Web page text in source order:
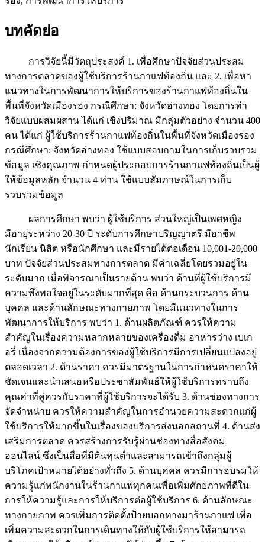
บทคัดย่อ
การวิจัยนี้มีวัตถุประสงค์ 1. เพื่อศึกษาปัจจัยส่วนประสม
ทางการตลาดของผู้ใช้บริการร้านกาแฟท้องถิ่น และ 2. เพื่อหา
แนวทางในการพัฒนาการให้บริการของร้านกาแฟท้องถิ่นใน
พื้นที่จังหวัดเมืองรอง กรณีศึกษา: จังหวัดอ่างทอง โดยการทำ
วิจัยแบบผสมผสาน ได้แก่ เชิงปริมาณ มีกลุ่มตัวอย่าง จำนวน 400
คน ได้แก่ ผู้ใช้บริการร้านกาแฟท้องถิ่นในพื้นที่จังหวัดเมืองรอง
กรณีศึกษา: จังหวัดอ่างทอง ใช้แบบสอบถามในการเก็บรวบรวม
ข้อมูล เชิงคุณภาพ กำหนดผู้ประกอบการร้านกาแฟท้องถิ่นเป็นผู้
ให้ข้อมูลหลัก จำนวน 4 ท่าน ใช้แบบสัมภาษณ์ในการเก็บ
รวบรวมข้อมูล
ผลการศึกษา พบว่า ผู้ใช้บริการ ส่วนใหญ่เป็นเพศหญิง
มีอายุระหว่าง 20-30 ปี ระดับการศึกษาปริญญาตรี มีอาชีพ
นักเรียน นิสิต หรือนักศึกษา และมีรายได้ต่อเดือน 10,001-20,000
บาท ปัจจัยส่วนประสมทางการตลาด มีค่าเฉลี่ยโดยรวมอยู่ใน
ระดับมาก เมื่อพิจารณาเป็นรายด้าน พบว่า ด้านที่ผู้ใช้บริการมี
ความพึงพอใจอยู่ในระดับมากที่สุด คือ ด้านกระบวนการ ด้าน
บุคคล และด้านลักษณะทางกายภาพ โดยมีแนวทางในการ
พัฒนาการให้บริการ พบว่า 1. ด้านผลิตภัณฑ์ ควรให้ความ
สำคัญในเรื่องความหลากหลายของเครื่องดื่ม อาหารว่าง เบเก
อรี่ เนื่องจากความต้องการของผู้ใช้บริการมีการเปลี่ยนแปลงอยู่
ตลอดเวลา 2. ด้านราคา ควรมีมาตรฐานในการกำหนดราคาให้
ชัดเจนและนำเสนอหรือประชาสัมพันธ์ให้ผู้ใช้บริการทราบถึง
คุณค่าที่คู่ควรกับราคาที่ผู้ใช้บริการจะได้รับ 3. ด้านช่องทางการ
จัดจำหน่าย ควรให้ความสำคัญในการอำนวยความสะดวกแก่ผู้
ใช้บริการให้มากขึ้นในเรื่องของบริการส่งนอกสถานที่ 4. ด้านส่ง
เสริมการตลาด ควรสร้างการรับรู้ผ่านช่องทางสื่อสังคม
ออนไลน์ ซึ่งเป็นสื่อที่มีต้นทุนต่ำและสามารถเข้าถึงกลุ่มผู้
บริโภคเป้าหมายได้อย่างทั่วถึง 5. ด้านบุคคล ควรมีการอบรมให้
ความรู้แก่พนักงานในร้านกาแฟทุกคนเพื่อเพิ่มศักยภาพที่ดีใน
การให้ความรู้และการให้บริการต่อผู้ใช้บริการ 6. ด้านลักษณะ
ทางกายภาพ ควรเพิ่มการติดตั้งป้ายบอกทางมาร้านกาแฟ เพื่อ
เพิ่มความสะดวกในการเดินทางให้กับผู้ใช้บริการให้สามารถ